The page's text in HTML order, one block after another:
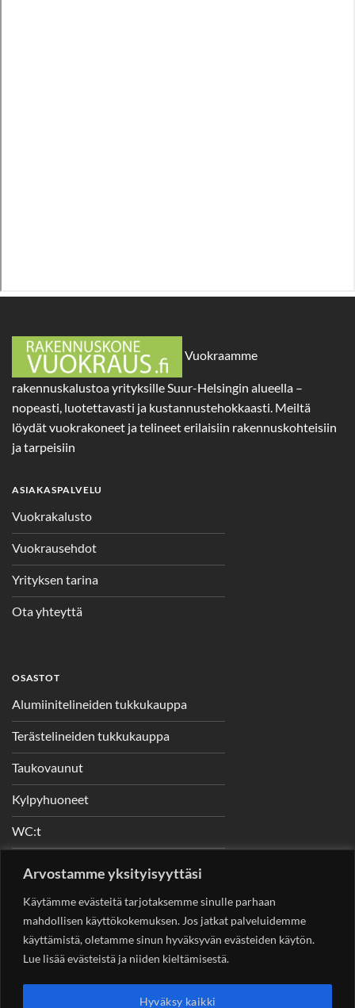
Arvostamme yksityisyyttäsi
Käytämme evästeitä tarjotaksemme sinulle parhaan
mahdollisen käyttökokemuksen. Jos jatkat palveluidemme
käyttämistä, oletamme sinun hyväksyvän evästeiden käytön.
Lue lisää evästeistä ja niiden kieltämisestä.
Hyväksy kaikki
Vuokraamme
rakennuskalustoa yrityksille Suur-Helsingin alueella –
nopeasti, luotettavasti ja kustannustehokkaasti. Meiltä
löydät vuokrakoneet ja telineet erilaisiin rakennuskohteisiin
ja tarpeisiin
ASIAKASPALVELU
Vuokrakalusto
Vuokrausehdot
Yrityksen tarina
Ota yhteyttä
OSASTOT
Alumiinitelineiden tukkukauppa
Terästelineiden tukkukauppa
Taukovaunut
Kylpyhuoneet
WC:t
YHTEYSTIEDOT
Helsingin Rakennuskonevuokraus OySotungintie 449,
00890 Helsinki 0400 99 53 63